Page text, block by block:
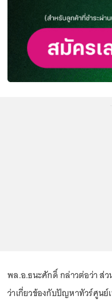
พล.อ.ธนะศักดิ์ กล่าวต่อว่า ส่
ว่าเกี่ยวข้องกับปัญหาทัวร์ศูน